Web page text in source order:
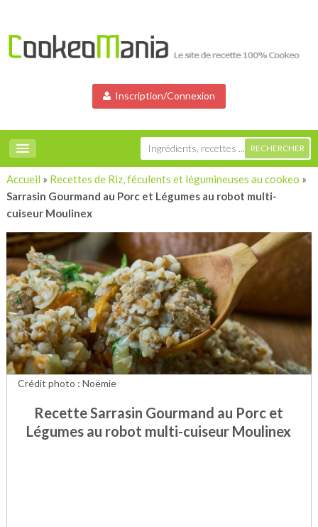
Inscription/Connexion
Accueil » Recettes de Riz, féculents et légumineuses au cookeo »
Sarrasin Gourmand au Porc et Légumes au robot multi-
cuiseur Moulinex
Recette Sarrasin Gourmand au Porc et
Légumes au robot multi-cuiseur Moulinex
Crédit photo : Noëmie